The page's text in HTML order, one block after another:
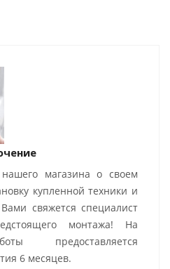
магазина о своем
купленной техники и
свяжется специалист
монтажа! На
предоставляется
6 месяцев.